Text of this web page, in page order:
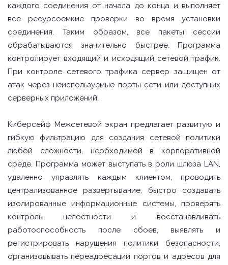
каждого соединения от начала до конца и выполняет
все ресурсоемкие проверки во время установки
соединения. Таким образом, все пакеты сессии
обрабатываются значительно быстрее. Программа
контролирует входящий и исходящий сетевой трафик.
При контроле сетевого трафика сервер защищен от
атак через неиспользуемые порты сети или доступных
серверных приложений.
Киберсейф Межсетевой экран предлагает развитую и
гибкую фильтрацию для создания сетевой политики
любой сложности, необходимой в корпоративной
среде. Программа может выступать в роли шлюза LAN,
удаленно управлять каждым клиентом, проводить
централизованное развертывание, быстро создавать
изолированные информационные системы, проверять
контроль целостности и восстанавливать
работоспособность после сбоев, выявлять и
регистрировать нарушения политики безопасности,
организовывать переадресации портов и адресов для